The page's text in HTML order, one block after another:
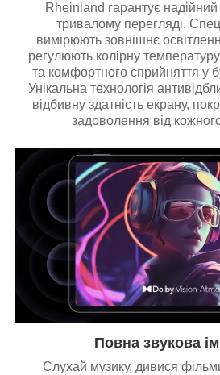
Rheinland гарантує
тривалому перегляді.
вимірюють зовнішнє
регулюють колірну
та комфортного сприйняття у
Унікальна технологія
відбивну здатність екрану,
задоволення від
Повна звукова
Слухай музику, дивися фільми